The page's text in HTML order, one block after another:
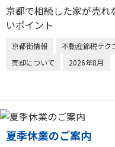
京都で相続した家が売れ
いポイント
京都街情報 不動産節税テク
売却について
2026年8月
夏季休業のご案内